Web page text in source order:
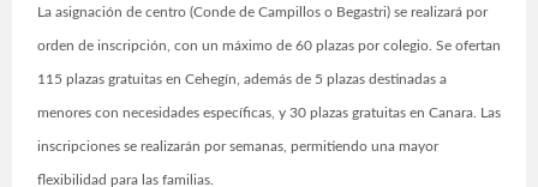
La asignación de centro (Conde de Campillos o Begastri) se realizará por
orden de inscripción, con un máximo de 60 plazas por colegio. Se ofertan
115 plazas gratuitas en Cehegín, además de 5 plazas destinadas a
menores con necesidades específicas, y 30 plazas gratuitas en Canara. Las
inscripciones se realizarán por semanas, permitiendo una mayor
flexibilidad para las familias.